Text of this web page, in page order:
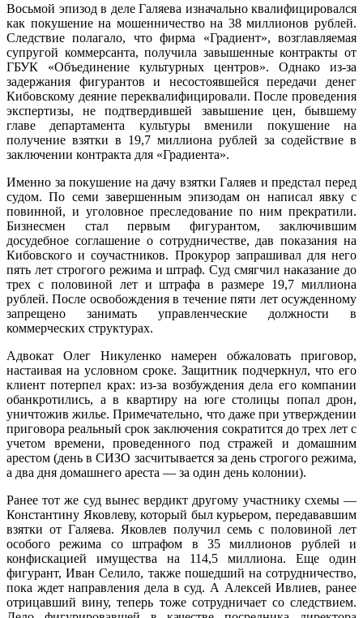
Восьмой эпизод в деле Галяева изначально квалифицировался
как покушение на мошенничество на 38 миллионов рублей.
Следствие полагало, что фирма «Градиент», возглавляемая
супругой коммерсанта, получила завышенные контракты от
ГБУК «Объединение культурных центров». Однако из-за
задержания фигурантов и несостоявшейся передачи денег
Кибовскому деяние переквалифицировали. После проведения
экспертизы, не подтвердившей завышение цен, бывшему
главе департамента культуры вменили покушение на
получение взятки в 19,7 миллиона рублей за содействие в
заключении контракта для «Градиента».
Именно за покушение на дачу взятки Галяев и предстал перед
судом. По семи завершенным эпизодам он написал явку с
повинной, и уголовное преследование по ним прекратили.
Бизнесмен стал первым фигурантом, заключившим
досудебное соглашение о сотрудничестве, дав показания на
Кибовского и соучастников. Прокурор запрашивал для него
пять лет строгого режима и штраф. Суд смягчил наказание до
трех с половиной лет и штрафа в размере 19,7 миллиона
рублей. После освобождения в течение пяти лет осужденному
запрещено занимать управленческие должности в
коммерческих структурах.
Адвокат Олег Никуленко намерен обжаловать приговор,
настаивая на условном сроке. Защитник подчеркнул, что его
клиент потерпел крах: из-за возбуждения дела его компании
обанкротились, а в квартиру на юге столицы попал дрон,
уничтожив жилье. Примечательно, что даже при утверждении
приговора реальный срок заключения сократится до трех лет с
учетом времени, проведенного под стражей и домашним
арестом (день в СИЗО засчитывается за день строгого режима,
а два дня домашнего ареста — за один день колонии).
Ранее тот же суд вынес вердикт другому участнику схемы —
Константину Яковлеву, который был курьером, передававшим
взятки от Галяева. Яковлев получил семь с половиной лет
особого режима со штрафом в 35 миллионов рублей и
конфискацией имущества на 114,5 миллиона. Еще один
фигурант, Иван Селило, также пошедший на сотрудничество,
пока ждет направления дела в суд. А Алексей Ивлиев, ранее
отрицавший вину, теперь тоже сотрудничает со следствием.